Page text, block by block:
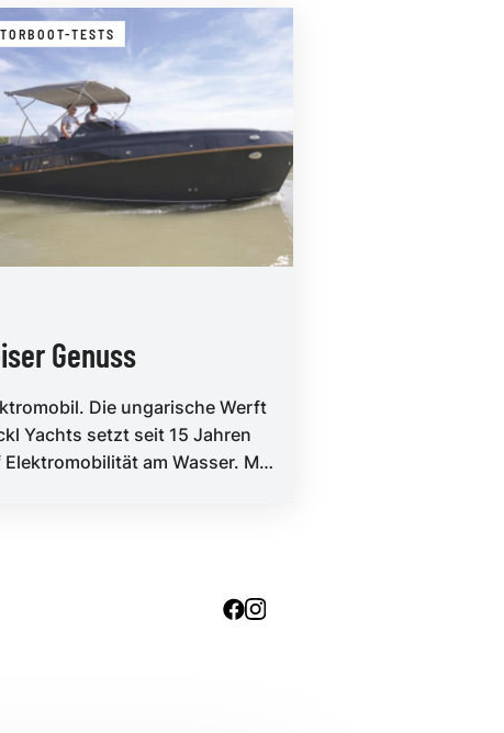
TESTS
Genuss
Die ungarische Werft
Yachts setzt seit 15 Jahren
Elektromobilität am Wasser. Mit